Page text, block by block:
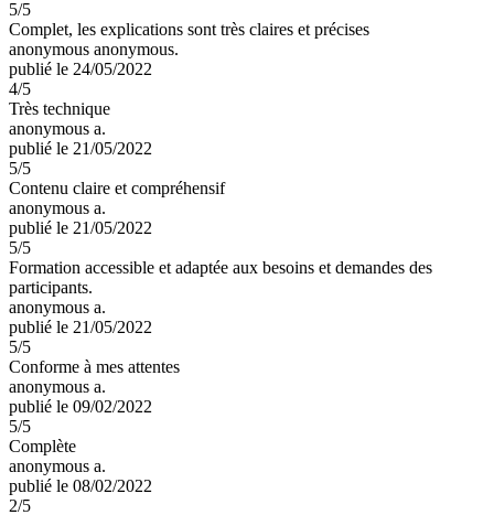
5/5
Complet, les explications sont très claires et précises
anonymous anonymous.
publié le 24/05/2022
4/5
Très technique
anonymous a.
publié le 21/05/2022
5/5
Contenu claire et compréhensif
anonymous a.
publié le 21/05/2022
5/5
Formation accessible et adaptée aux besoins et demandes des
participants.
anonymous a.
publié le 21/05/2022
5/5
Conforme à mes attentes
anonymous a.
publié le 09/02/2022
5/5
Complète
anonymous a.
publié le 08/02/2022
2/5